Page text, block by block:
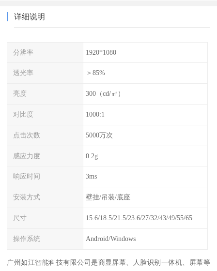
详细说明
分辨率 1920*1080
透光率 ＞85%
亮度 300（cd/㎡）
对比度 1000:1
点击次数 5000万次
感应力度 0.2g
响应时间 3ms
安装方式 壁挂/吊装/底座
尺寸 15.6/18.5/21.5/23.6/27/32/43/49/55/65
操作系统 Android/Windows
广州如江智能科技有限公司是商显屏幕、人脸识别一体机、屏幕等